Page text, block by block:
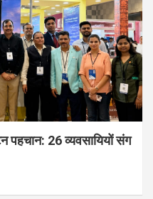
पहचान: 26 व्यवसायियों संग